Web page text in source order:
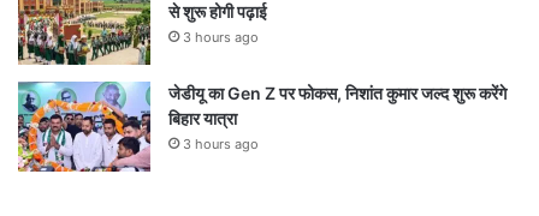
से शुरू होगी पढ़ाई
3 hours ago
जेडीयू का Gen Z पर फोकस, निशांत कुमार जल्द शुरू करेंगे
बिहार यात्रा
3 hours ago